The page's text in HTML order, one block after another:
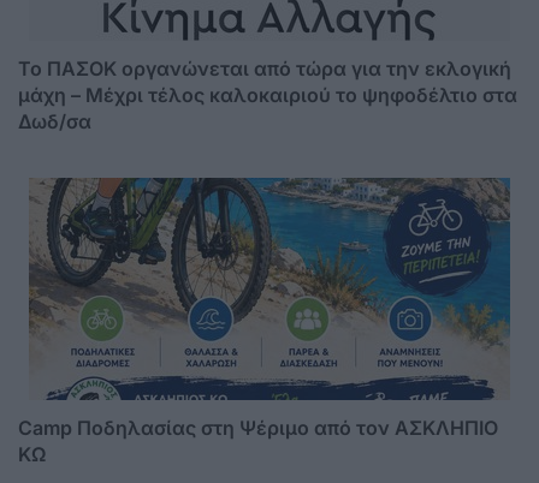
Το ΠΑΣΟΚ οργανώνεται από τώρα για την εκλογική
μάχη – Μέχρι τέλος καλοκαιριού το ψηφοδέλτιο στα
Δωδ/σα
Camp Ποδηλασίας στη Ψέριμο από τον ΑΣΚΛΗΠΙΟ
ΚΩ